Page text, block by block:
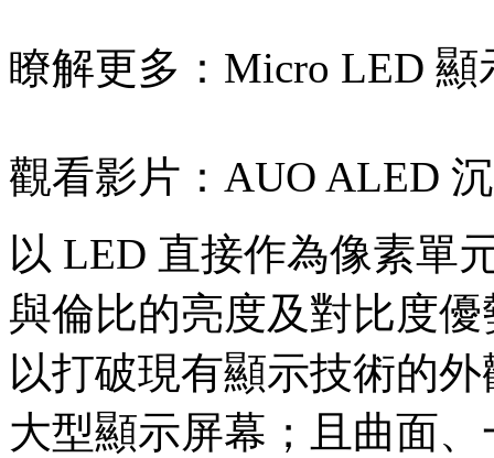
瞭解更多： Micro LED
觀看影片： AUO ALED
以 LED 直接作為像素單
與倫比的亮度及對比度
以打破現有顯示技術的
大型顯示屏幕；且曲面